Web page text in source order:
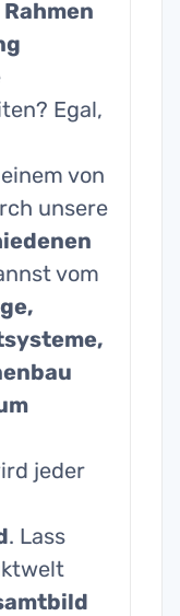
Rahmen
Egal,
von
unsere
vom
jeder
. Lass